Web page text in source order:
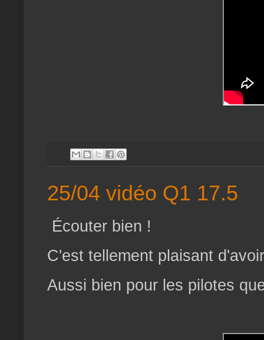
25/04 vidéo Q1 17.5
Écouter bien !
C'est tellement plaisant
Aussi bien pour les pilotes